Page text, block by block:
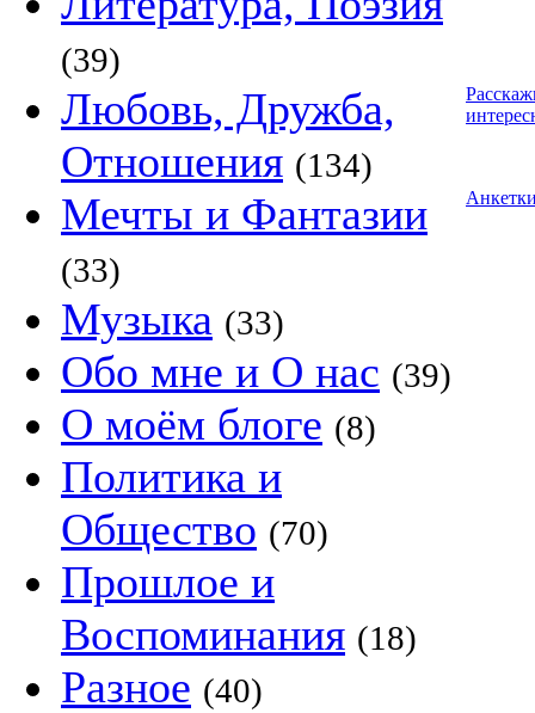
(39)
Любовь, Дружба,
Отношения (134)
Мечты и Фантазии
(33)
Музыка (33)
Обо мне и О нас (39)
О моём блоге (8)
Политика и
Общество (70)
Прошлое и
Воспоминания (18)
Разное (40)